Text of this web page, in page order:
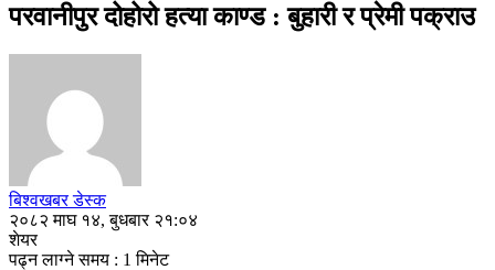
परवानीपुर दोहोरो हत्या काण्ड : बुहारी र प्रेमी पक्राउ
बिश्वखबर डेस्क
२०८२ माघ १४, बुधबार २१:०४
शेयर
पढ्न लाग्ने समय : 1 मिनेट